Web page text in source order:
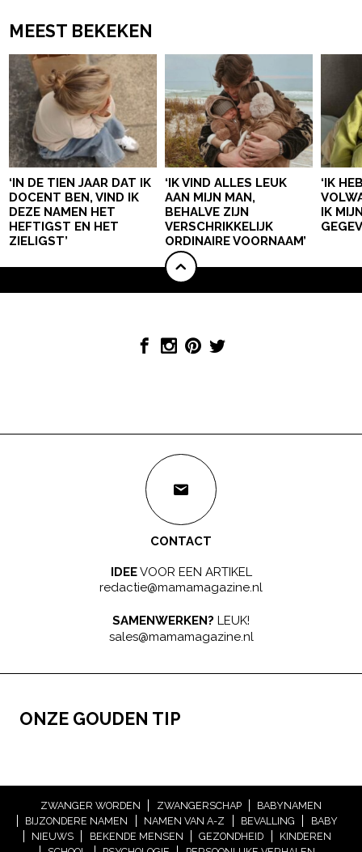
MEEST BEKEKEN
‘IN DE TIEN JAAR DAT IK
DOCENT BEN, VIND IK
DEZE NAMEN HET
HEFTIGST EN HET
ZIELIGST’
‘IK VIND ALLES LEUK
AAN MIJN MAN,
BEHALVE ZIJN
VERSCHRIKKELIJK
ORDINAIRE VOORNAAM’
‘IK
IK
CONTACT
IDEEVOOR EEN ARTIKEL
redactie@mamamagazine.nl
SAMENWERKEN? LEUK!
sales@mamamagazine.nl
ONZE GOUDEN TIP
ZWANGER WORDEN ZWANGERSCHAP
BABYNAMEN
BIJZONDERE NAMEN
NAMEN VAN A-Z BEVALLING
BABY
NIEUWS
BEKENDE MENSEN GEZONDHEID
KINDEREN